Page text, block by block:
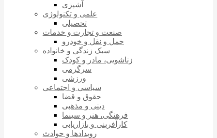
آشپزی
علمی و تکنولوژی
تحصیلی
صنعت و تجارت و خدمات
حمل و نقل و خودرو
سبک زندگی و خانواده
زناشویی، مادر و کودک
سرگرمی
ورزشی
سیاسی و اجتماعی
حقوق و قضا
دینی و مذهبی
فرهنگی، هنر و سینما
کارآفرینی و بازاریابی
رویدادها و حوادث